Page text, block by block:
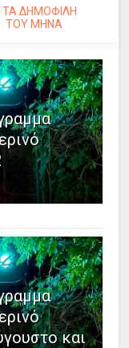
ΤΑ ΔΗΜΟΦΙΛΗ
ΤΟΥ ΜΗΝΑ
και